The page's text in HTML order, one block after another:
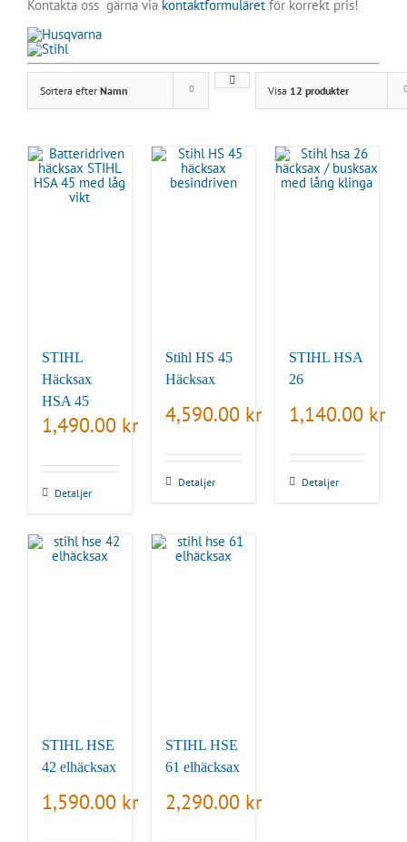
Kontakta oss gärna via kontaktformuläret för korrekt pris!
Sortera efter Namn Visa 12 produkter
STIHL
Häcksax
HSA 45
1,490.00 kr
Detaljer
Stihl HS 45
Häcksax
4,590.00 kr
Detaljer
STIHL HSA
26
1,140.00 kr
Detaljer
STIHL HSE
42 elhäcksax
1,590.00 kr
STIHL HSE
61 elhäcksax
2,290.00 kr